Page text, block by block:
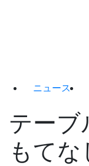
ニュース
テーブ
もて